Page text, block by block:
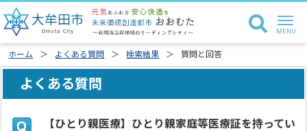
ホーム よくある質問 検索結果 質問と回答
よくある質問
【ひとり親医療】ひとり親家庭等医療証を持ってい